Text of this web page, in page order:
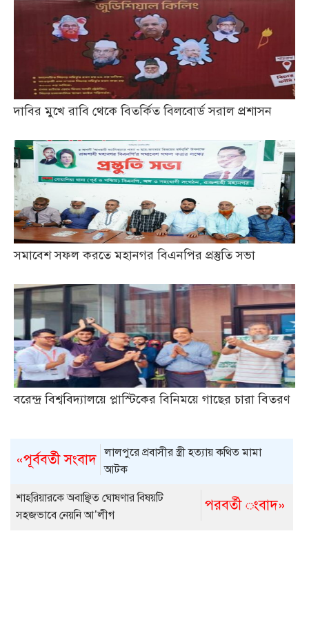
দাবির মুখে রাবি থেকে বিতর্কিত বিলবোর্ড সরাল প্রশাসন
সমাবেশ সফল করতে মহানগর বিএনপির প্রস্তুতি সভা
বরেন্দ্র বিশ্ববিদ্যালয়ে প্লাস্টিকের বিনিময়ে গাছের চারা বিতরণ
«পূর্ববর্তী সংবাদ লালপুরে প্রবাসীর স্ত্রী হত্যায় কথিত মামা
আটক
পরবর্তী ংবাদ»
শাহরিয়ারকে অবাঞ্ছিত ঘোষণার বিষয়টি
সহজভাবে নেয়নি আ’লীগ